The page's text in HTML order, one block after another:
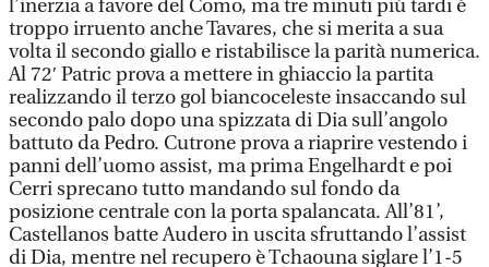
l’inerzia a favore del Como, ma tre minuti più tardi è
troppo irruento anche Tavares, che si merita a sua
volta il secondo giallo e ristabilisce la parità numerica.
Al 72′ Patric prova a mettere in ghiaccio la partita
realizzando il terzo gol biancoceleste insaccando sul
secondo palo dopo una spizzata di Dia sull’angolo
battuto da Pedro. Cutrone prova a riaprire vestendo i
panni dell’uomo assist, ma prima Engelhardt e poi
Cerri sprecano tutto mandando sul fondo da
posizione centrale con la porta spalancata. All’81’,
Castellanos batte Audero in uscita sfruttando l’assist
di Dia, mentre nel recupero è Tchaouna siglare l’1-5